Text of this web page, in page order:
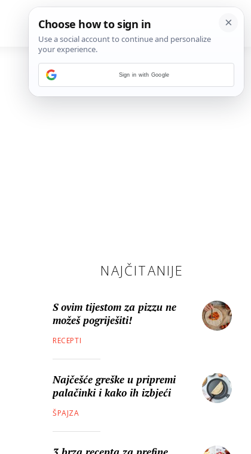
NAJČITANIJE
S ovim tijestom za pizzu ne
možeš pogriješiti!
RECEPTI
Najčešće greške u pripremi
palačinki i kako ih izbjeći
ŠPAJZA
Sign in with Google